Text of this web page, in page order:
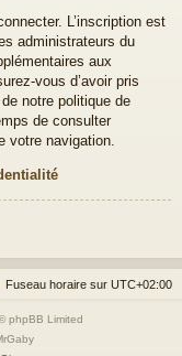
L’inscription est
administrateurs du
aux
vous d’avoir pris
notre politique de
de consulter
votre navigation.
Fuseau horaire sur UTC+02:00
phpBB Limited